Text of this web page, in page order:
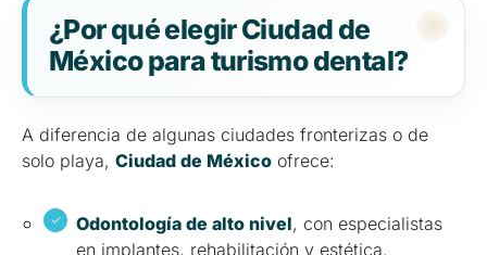
¿Por qué elegir Ciudad de
México para turismo dental?
A diferencia de algunas ciudades fronterizas o de
solo playa, Ciudad de México ofrece:
Odontología de alto nivel, con especialistas
en implantes, rehabilitación y estética.